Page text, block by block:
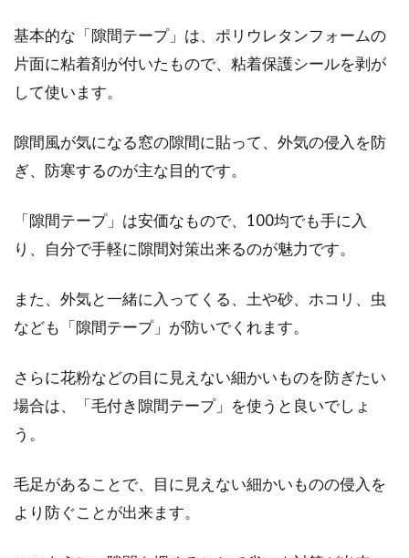
窓掃除を行っていると、窓のパッキンに目が留
まることもあります。新築や引っ越してきたば
窓だけでなく網戸も掃除したい！外
し方って決まりがあるの？
ろなど、網戸の掃除を考える人もいるでしょ
う。拭き掃...
1LDKで家族全員分の洋服などの荷物
を収納するおすすめの方法
基本的な「隙間テープ」は、ポリウレタンフォームの
片面に粘着剤が付いたもので、粘着保護シールを剥が
して使います。
隙間風が気になる窓の隙間に貼って、外気の侵入を防
ぎ、防寒するのが主な目的です。
「隙間テープ」は安価なもので、100均でも手に入
り、自分で手軽に隙間対策出来るのが魅力です。
また、外気と一緒に入ってくる、土や砂、ホコリ、虫
なども「隙間テープ」が防いでくれます。
さらに花粉などの目に見えない細かいものを防ぎたい
場合は、「毛付き隙間テープ」を使うと良いでしょ
う。
毛足があることで、目に見えない細かいものの侵入を
より防ぐことが出来ます。